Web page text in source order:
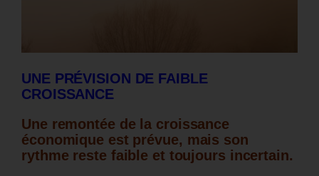
UNE PRÉVISION DE FAIBLE
CROISSANCE
Une remontée de la croissance
économique est prévue, mais son
rythme reste faible et toujours incertain.